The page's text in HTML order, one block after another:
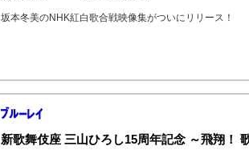
坂本冬美のNHK紅白歌合戦映像集がついにリリース！
新歌舞伎座 三山ひろし15周年記念 ～飛翔！